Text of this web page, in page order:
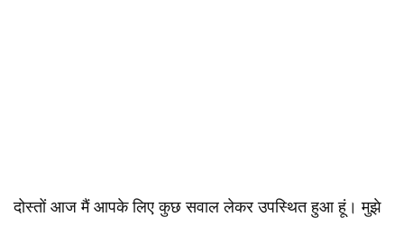
दोस्तों आज मैं आपके लिए कुछ सवाल लेकर उपस्थित हुआ हूं। मुझे